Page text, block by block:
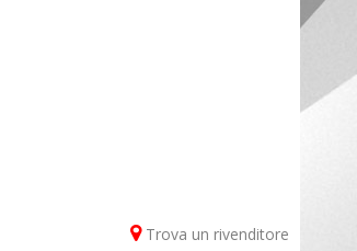
Trova un rivenditore